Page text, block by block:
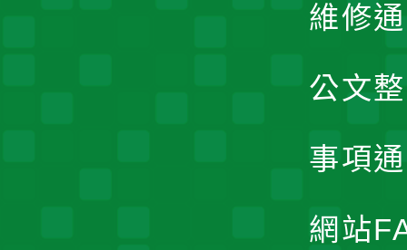
維修
公文
事項
網站